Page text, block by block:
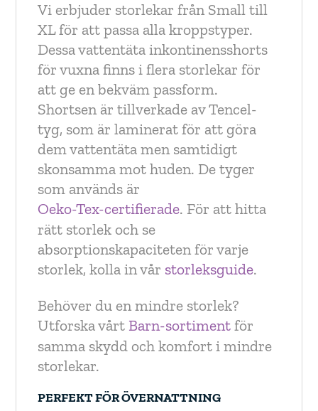
Vi erbjuder storlekar från Small till
XL för att passa alla kroppstyper.
Dessa vattentäta inkontinensshorts
för vuxna finns i flera storlekar för
att ge en bekväm passform.
Shortsen är tillverkade av Tencel-
tyg, som är laminerat för att göra
dem vattentäta men samtidigt
skonsamma mot huden. De tyger
som används är
Oeko-Tex-certifierade. För att hitta
rätt storlek och se
absorptionskapaciteten för varje
storlek, kolla in vår storleksguide.
Behöver du en mindre storlek?
Utforska vårt Barn-sortimentför
samma skydd och komfort i mindre
storlekar.
PERFEKT FÖR ÖVERNATTNING